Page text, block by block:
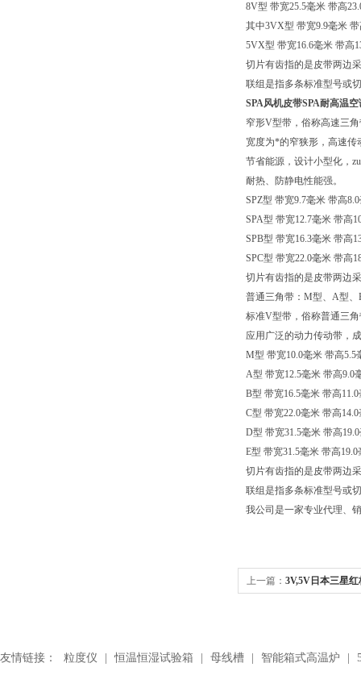
8V型 带宽25.5毫米 带高
其中3VX型 带宽9.9毫米
5VX型 带宽16.6毫米 带高
切片有齿指的是皮带两边
联组是指多条标准型号或
SPA风机皮带SPA耐高温
窄形V型带，俗称高速三
宽度为*的窄狭形，高速传
节省能源，设计小型化，
耐热、防静电性能强。
SPZ型 带宽9.7毫米 带高
SPA型 带宽12.7毫米 带高
SPB型 带宽16.3毫米 带高
SPC型 带宽22.0毫米 带高
切片有齿指的是皮带两边
普通三角带：M型、A型
标准V型带，俗称普通三
应用广泛的动力传动带，
M型 带宽10.0毫米 带高
A型 带宽12.5毫米 带高
B型 带宽16.5毫米 带高
C型 带宽22.0毫米 带高
D型 带宽31.5毫米 带高
E型 带宽31.5毫米 带高
切片有齿指的是皮带两边
联组是指多条标准型号或
我公司是一家专业代理、
上一篇： 3V,5V日本三星
友情链接： 粒度仪 恒温恒湿试验箱 母线槽 智能箱式高温炉